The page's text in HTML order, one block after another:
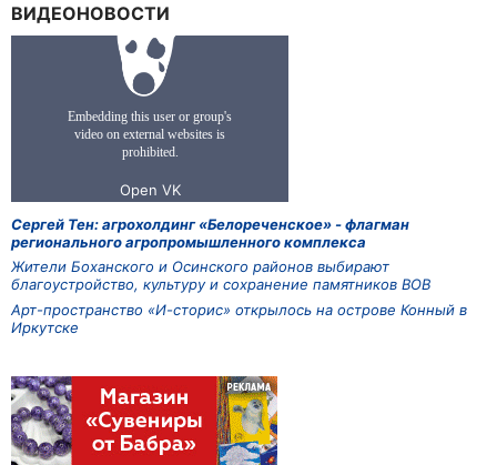
ВИДЕОНОВОСТИ
Сергей Тен: агрохолдинг «Белореченское» - флагман
регионального агропромышленного комплекса
Жители Боханского и Осинского районов выбирают
благоустройство, культуру и сохранение памятников ВОВ
Арт-пространство «И-сторис» открылось на острове Конный в
Иркутске